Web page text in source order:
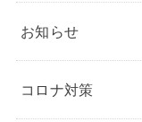
お知らせ
コロナ対策